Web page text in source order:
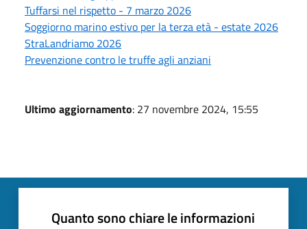
Tuffarsi nel rispetto - 7 marzo 2026
Soggiorno marino estivo per la terza età - estate 2026
StraLandriamo 2026
Prevenzione contro le truffe agli anziani
Ultimo aggiornamento: 27 novembre 2024, 15:55
Quanto sono chiare le informazioni